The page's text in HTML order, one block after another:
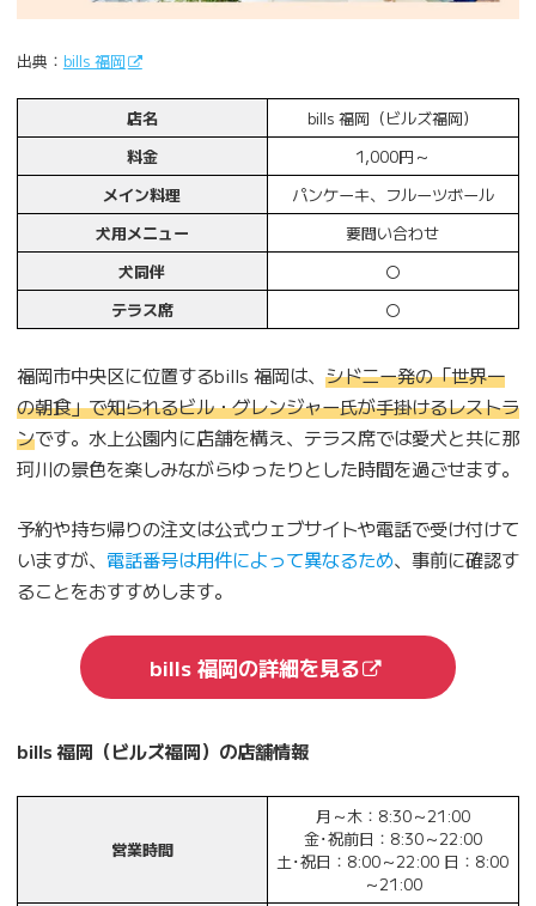
出典： bills 福岡
店名
bills 福岡（ビルズ福岡）
料金
1,000円～
メイン料理
パンケーキ、フルーツボール
犬用メニュー
要問い合わせ
犬同伴
〇
テラス席
〇
福岡市中央区に位置するbills 福岡は、 シドニー発の「世界一
の朝食」で知られるビル・グレンジャー氏が手掛けるレストラ
ンです。水上公園内に店舗を構え、テラス席では愛犬と共に那
珂川の景色を楽しみながらゆったりとした時間を過ごせます。
予約や持ち帰りの注文は公式ウェブサイトや電話で受け付けて
いますが、 電話番号は用件によって異なるため、事前に確認す
ることをおすすめします。
bills 福岡の詳細を見る
bills 福岡（ビルズ福岡）の店舗情報
営業時間
月～木：8:30～21:00
金･祝前日：8:30～22:00
土･祝日：8:00～22:00 日：8:00
～21:00